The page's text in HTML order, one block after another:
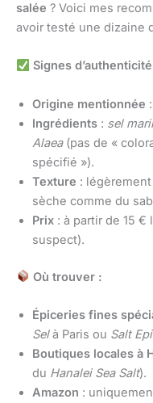
salée ? Voici mes
avoir testé une dizaine
Signes
Origine mentionnée
Ingrédients : sel
Alaea(pas de «
spécifié »).
Texture :
sèche comme du
Prix : à partir de 15 €
suspect).
Où trouver :
Épiceries fines
Selà Paris ou Salt
Boutiques locales à
du Hanalei Sea Salt).
Amazon :